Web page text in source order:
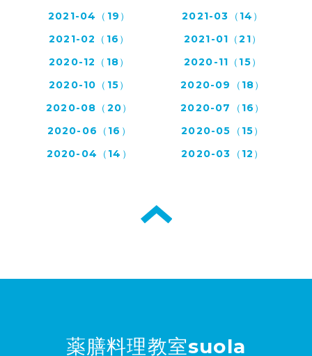
2021-04（19）
2021-03（14）
2021-02（16）
2021-01（21）
2020-12（18）
2020-11（15）
2020-10（15）
2020-09（18）
2020-08（20）
2020-07（16）
2020-06（16）
2020-05（15）
2020-04（14）
2020-03（12）
薬膳料理教室suola